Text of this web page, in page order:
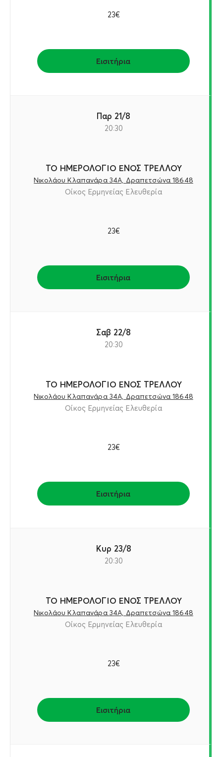
23€
Εισιτήρια
Παρ 21/8
20:30
ΤΟ ΗΜΕΡΟΛΟΓΙΟ ΕΝΟΣ ΤΡΕΛΛΟΥ
Νικολάου Κλαπανάρα 34Α, Δραπετσώνα 18648
Οίκος Ερμηνείας Ελευθερία
23€
Εισιτήρια
Σαβ 22/8
20:30
ΤΟ ΗΜΕΡΟΛΟΓΙΟ ΕΝΟΣ ΤΡΕΛΛΟΥ
Νικολάου Κλαπανάρα 34Α, Δραπετσώνα 18648
Οίκος Ερμηνείας Ελευθερία
23€
Εισιτήρια
Κυρ 23/8
20:30
ΤΟ ΗΜΕΡΟΛΟΓΙΟ ΕΝΟΣ ΤΡΕΛΛΟΥ
Νικολάου Κλαπανάρα 34Α, Δραπετσώνα 18648
Οίκος Ερμηνείας Ελευθερία
23€
Εισιτήρια